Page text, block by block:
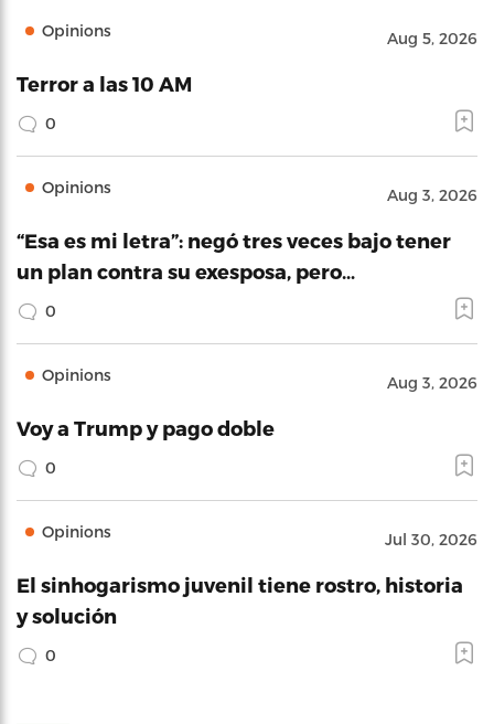
Opinions Aug 5, 2026
Terror a las 10 AM
0
Opinions Aug 3, 2026
“Esa es mi letra”: negó tres veces bajo tener
un plan contra su exesposa, pero…
0
Opinions Aug 3, 2026
Voy a Trump y pago doble
0
Opinions Jul 30, 2026
El sinhogarismo juvenil tiene rostro, historia
y solución
0